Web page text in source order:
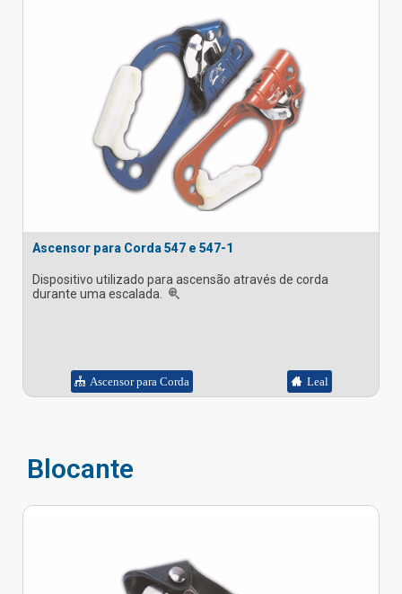
Ascensor para Corda 547 e 547-1
Dispositivo utilizado para ascensão através de corda
durante uma escalada.
Ascensor para Corda Leal
Blocante